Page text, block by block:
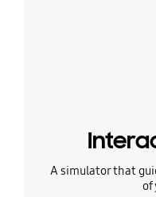
A simulator that
of